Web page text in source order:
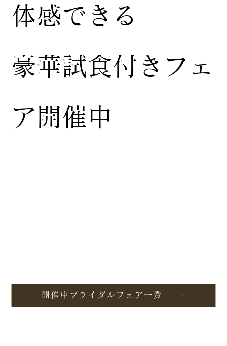
開催中ブライダルフェア一覧
体感できる
豪華試食付きフェ
ア開催中